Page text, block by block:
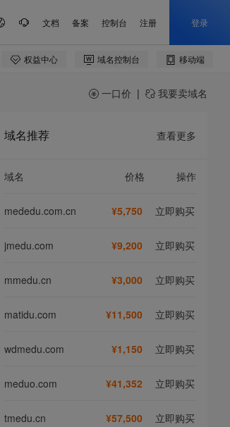
一口价 | 我要卖域名
域名推荐 查看更多
域名 价格 操作
mededu.com.cn ¥5,750 立即购买
jmedu.com ¥9,200 立即购买
mmedu.cn ¥3,000 立即购买
matidu.com ¥11,500 立即购买
wdmedu.com ¥1,150 立即购买
meduo.com ¥41,352 立即购买
tmedu.cn ¥57,500 立即购买